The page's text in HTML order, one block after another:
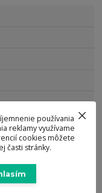
vietnam
používania
reklamy využívame
cookies môžete
časti stránky.